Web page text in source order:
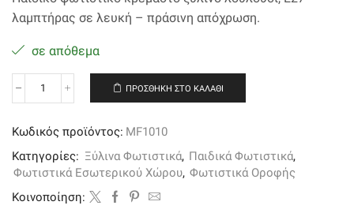
λαμπτήρας σε λευκή – πράσινη απόχρωση.
σε απόθεμα
Παιδικό
ξύλινο
λουλούδι
ποσότητα
ΠΡΟΣΘΉΚΗ ΣΤΟ ΚΑΛΆΘΙ
Κωδικός προϊόντος: MF1010
Κατηγορίες: Ξύλινα Φωτιστικά, Παιδικά Φωτιστικά,
Φωτιστικά Εσωτερικού Χώρου, Φωτιστικά Οροφής
Kοινοποίηση: